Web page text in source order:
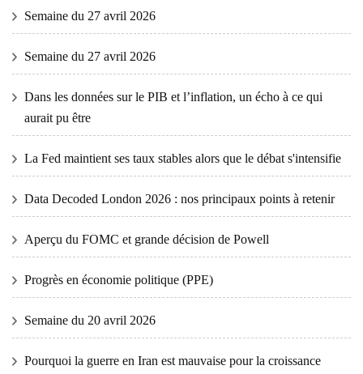
Semaine du 27 avril 2026
Semaine du 27 avril 2026
Dans les données sur le PIB et l’inflation, un écho à ce qui
aurait pu être
La Fed maintient ses taux stables alors que le débat s'intensifie
Data Decoded London 2026 : nos principaux points à retenir
Aperçu du FOMC et grande décision de Powell
Progrès en économie politique (PPE)
Semaine du 20 avril 2026
Pourquoi la guerre en Iran est mauvaise pour la croissance